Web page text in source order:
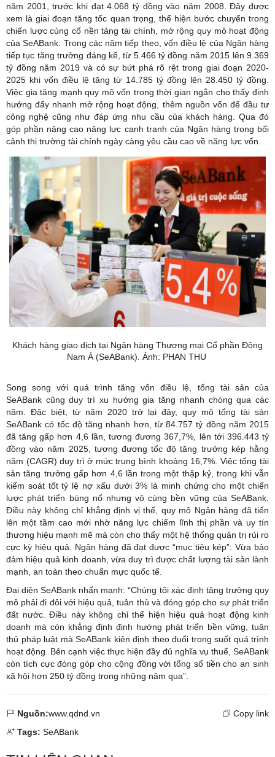
năm 2001, trước khi đạt 4.068 tỷ đồng vào năm 2008. Đây được
xem là giai đoạn tăng tốc quan trọng, thể hiện bước chuyển trong
chiến lược củng cố nền tảngtài chính , mở rộng quy mô hoạt động
của SeABank. Trong các năm tiếp theo, vốn điều lệ của Ngân hàng
tiếp tục tăng trưởng đáng kể, từ 5.466 tỷ đồng năm 2015 lên 9.369
tỷ đồng năm 2019 và có sự bứt phá rõ rệt trong giai đoạn 2020-
2025 khi vốn điều lệ tăng từ 14.785 tỷ đồng lên 28.450 tỷ đồng.
Việc gia tăng mạnh quy mô vốn trong thời gian ngắn cho thấy định
hướng đẩy nhanh mở rộng hoạt động, thêm nguồn vốn để đầu tư
công nghệ cũng như đáp ứng nhu cầu của khách hàng. Qua đó
góp phần nâng cao năng lực cạnh tranh của Ngân hàng trong bối
cảnh thị trường tài chính ngày càng yêu cầu cao về năng lực vốn.
Khách hàng giao dịch tại Ngân hàng Thương mại Cổ phần Đông
Nam Á (SeABank). Ảnh: PHAN THU
Song song với quá trình tăng vốn điều lệ, tổng tài sản của
SeABank cũng duy trì xu hướng gia tăng nhanh chóng qua các
năm. Đặc biệt, từ năm 2020 trở lại đây, quy mô tổng tài sản
SeABank có tốc độ tăng nhanh hơn, từ 84.757 tỷ đồng năm 2015
đã tăng gấp hơn 4,6 lần, tương đương 367,7%, lên tới 396.443 tỷ
đồng vào năm 2025, tương đương tốc độ tăng trưởng kép hằng
năm (CAGR) duy trì ở mức trung bình khoảng 16,7%. Việc tổng tài
sản tăng trưởng gấp hơn 4,6 lần trong một thập kỷ, trong khi vẫn
kiểm soát tốt tỷ lệ nợ xấu dưới 3% là minh chứng cho một chiến
lược phát triển bùng nổ nhưng vô cùng bền vững của SeABank.
Điều này không chỉ khẳng định vị thế, quy mô Ngân hàng đã tiến
lên một tầm cao mới nhờ năng lực chiếm lĩnh thị phần và uy tín
thương hiệu mạnh mẽ mà còn cho thấy một hệ thống quản trị rủi ro
cực kỳ hiệu quả. Ngân hàng đã đạt được “mục tiêu kép”: Vừa bảo
đảm hiệu quả kinh doanh, vừa duy trì được chất lượng tài sản lành
mạnh, an toàn theo chuẩn mực quốc tế.
Đại diện SeABank nhấn mạnh: “Chúng tôi xác định tăng trưởng quy
mô phải đi đôi với hiệu quả, tuân thủ và đóng góp cho sự phát triển
đất nước. Điều này không chỉ thể hiện hiệu quả hoạt động kinh
doanh mà còn khẳng định định hướng phát triển bền vững, tuân
thủ pháp luật mà SeABank kiên định theo đuổi trong suốt quá trình
hoạt động. Bên cạnh việc thực hiện đầy đủ nghĩa vụ thuế, SeABank
còn tích cực đóng góp cho cộng đồng với tổng số tiền cho an sinh
xã hội hơn 250 tỷ đồng trong những năm qua”.
Nguồn:www.qdnd.vn
Copy link
Tags: SeABank